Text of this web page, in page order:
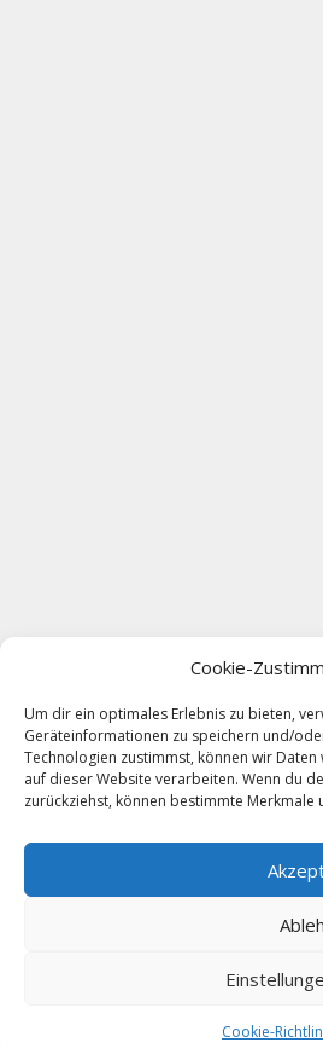
Cookie-
Um dir ein optimales Erlebnis zu bieten,
Geräteinformationen zu speichern und/
Technologien zustimmst, können wir
auf dieser Website verarbeiten. Wenn du
zurückziehst, können bestimmte
Cookie-